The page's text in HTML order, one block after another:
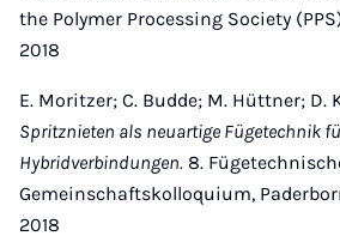
the Polymer Processing Society
2018
E. Moritzer; C. Budde; M. Hüttner; D.
Spritznieten als neuartige Fügetechnik
Hybridverbindungen. 8.
Gemeinschaftskolloquium,
2018